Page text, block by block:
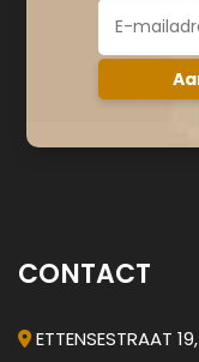
CONTACT
ETTENSESTRAAT 19,